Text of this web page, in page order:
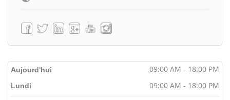
Aujourd'hui 09:00 AM - 18:00 PM
Lundi 09:00 AM - 18:00 PM